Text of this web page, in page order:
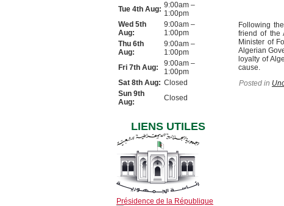
Tue 4th Aug: 9:00am –
1:00pm
Wed 5th
Aug:
9:00am –
1:00pm
Thu 6th
Aug:
9:00am –
1:00pm
Fri 7th Aug:
9:00am –
1:00pm
Sat 8th Aug: Closed
Sun 9th
Aug:
Closed
LIENS UTILES
Présidence de la République
Following
friend of the
Minister of
Algerian
loyalty of
cause.
Posted in